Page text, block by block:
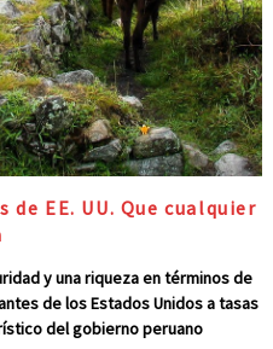
EE. UU. Que cualquier
y una riqueza en términos de
de los Estados Unidos a tasas
del gobierno peruano